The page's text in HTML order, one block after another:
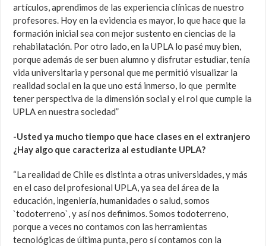
artículos, aprendimos de las experiencia clínicas de nuestro
profesores. Hoy en la evidencia es mayor, lo que hace que la
formación inicial sea con mejor sustento en ciencias de la
rehabilatación. Por otro lado, en la UPLA lo pasé muy bien,
porque además de ser buen alumno y disfrutar estudiar, tenía
vida universitaria y personal que me permitió visualizar la
realidad social en la que uno está inmerso, lo que permite
tener perspectiva de la dimensión social y el rol que cumple la
UPLA en nuestra sociedad”
-Usted ya mucho tiempo que hace clases en el extranjero
¿Hay algo que caracteriza al estudiante UPLA?
“La realidad de Chile es distinta a otras universidades, y más
en el caso del profesional UPLA, ya sea del área de la
educación, ingeniería, humanidades o salud, somos
`todoterreno`, y así nos definimos. Somos todoterreno,
porque a veces no contamos con las herramientas
tecnológicas de última punta, pero sí contamos con la